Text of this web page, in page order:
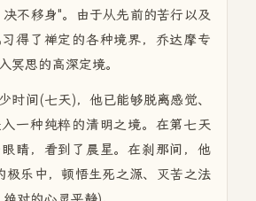
不移身"。由于从先前的苦行以及
得了禅定的各种境界，乔达摩专
冥思的高深定境。
时间(七天)，他已能够脱离感觉、
一种纯粹的清明之境。在第七天
睛，看到了晨星。在刹那间，他
极乐中，顿悟生死之源、灭苦之法